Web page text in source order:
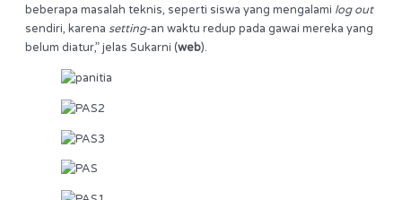
beberapa masalah teknis, seperti siswa yang mengalami log out
sendiri, karena setting-an waktu redup pada gawai mereka yang
belum diatur,” jelas Sukarni (web).